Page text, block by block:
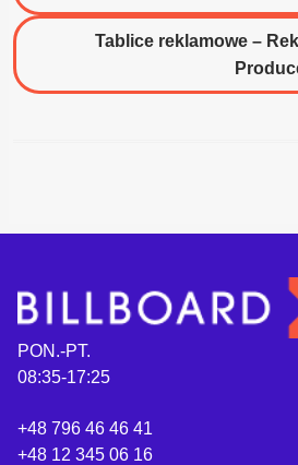
Następny
Tablice reklamowe –
PON.-PT.
08:35-17:25
+48 796 46 46 41
+48 12 345 06 16